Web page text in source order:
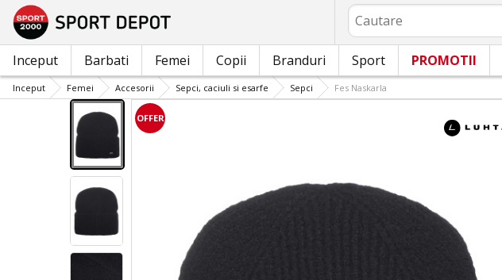
Cautare
Inceput Barbati Femei Copii Branduri Sport PROMOTII
Inceput Femei Accesorii Sepci, caciuli si esarfe Sepci Fes Naskarla
OFFER